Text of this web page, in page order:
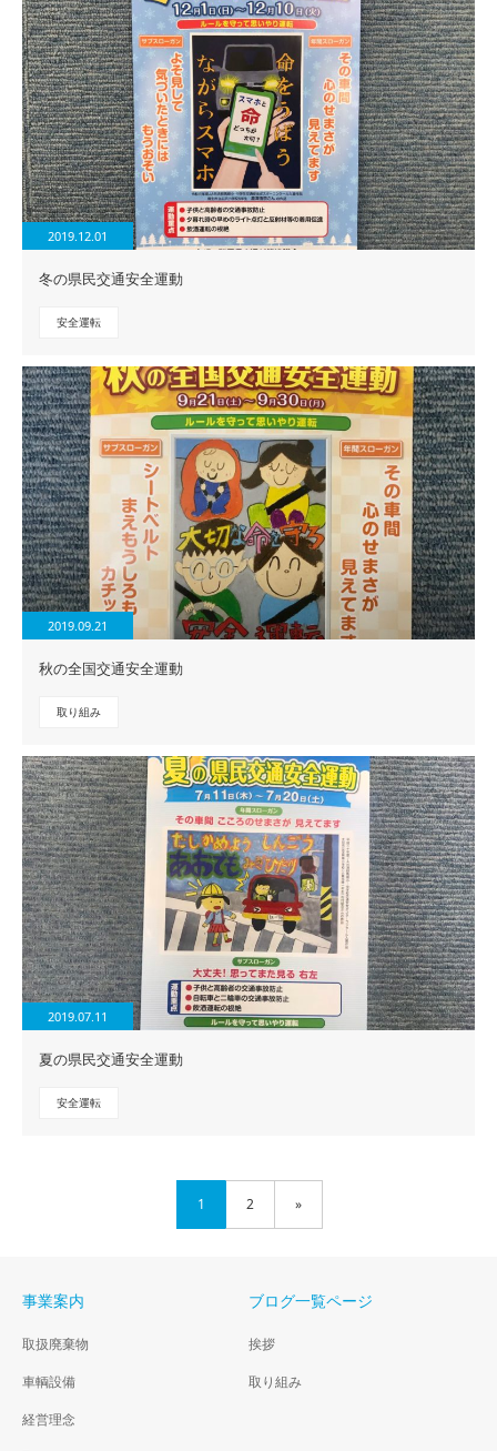
2019.12.01
冬の県民交通安全運動
安全運転
2019.09.21
秋の全国交通安全運動
取り組み
2019.07.11
夏の県民交通安全運動
安全運転
1 2 »
事業案内
取扱廃棄物
車輌設備
経営理念
ブログ一覧ページ
挨拶
取り組み